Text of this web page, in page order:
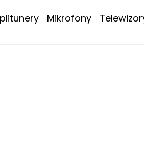
Mikrofony